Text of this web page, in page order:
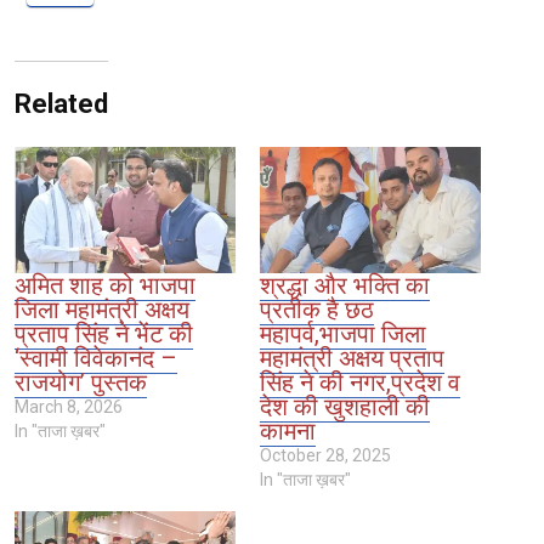
Related
अमित शाह को भाजपा
जिला महामंत्री अक्षय
प्रताप सिंह ने भेंट की
‘स्वामी विवेकानंद –
राजयोग’ पुस्तक
March 8, 2026
In "ताजा ख़बर"
श्रद्धा और भक्ति का
प्रतीक है छठ
महापर्व,भाजपा जिला
महामंत्री अक्षय प्रताप
सिंह ने की नगर,प्रदेश व
देश की खुशहाली की
कामना
October 28, 2025
In "ताजा ख़बर"